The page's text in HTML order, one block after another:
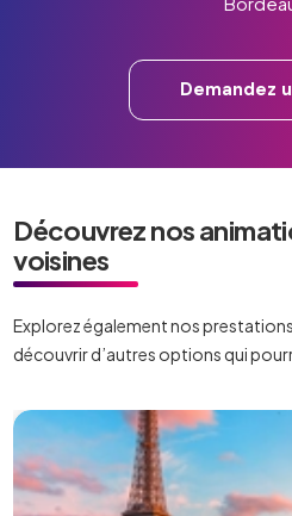
Demandez
Découvrez nos
voisines
Explorez également nos
découvrir d’autres options qui